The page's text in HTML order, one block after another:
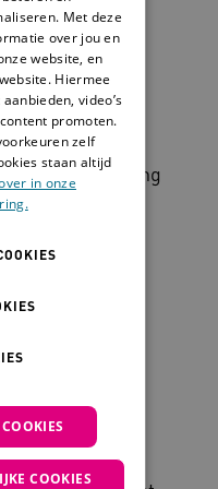
Een goede
helpen
voelt. Ze
bij de ervaring
van
voor een
tijd
en
voelt om
emoties te
af. Gun
Met deze
over jou en
website, en
Hiermee
video’s
promoten.
zelf
staan altijd
in onze
COOKIES